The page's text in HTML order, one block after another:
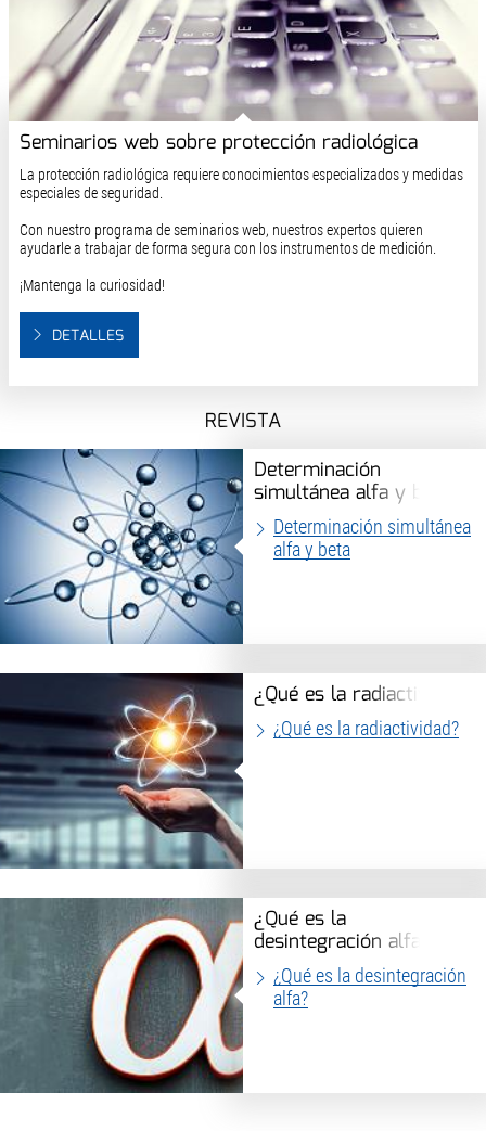
Seminarios web sobre protección radiológica
La protección radiológica requiere conocimientos especializados y medidas
especiales de seguridad.
Con nuestro programa de seminarios web, nuestros expertos quieren
ayudarle a trabajar de forma segura con los instrumentos de medición.
¡Mantenga la curiosidad!
DETALLES
REVISTA
Determinación
simultánea alfa y beta
Determinación simultánea
alfa y beta
¿Qué es la radiactividad?
¿Qué es la radiactividad?
¿Qué es la
desintegración alfa?
¿Qué es la desintegración
alfa?